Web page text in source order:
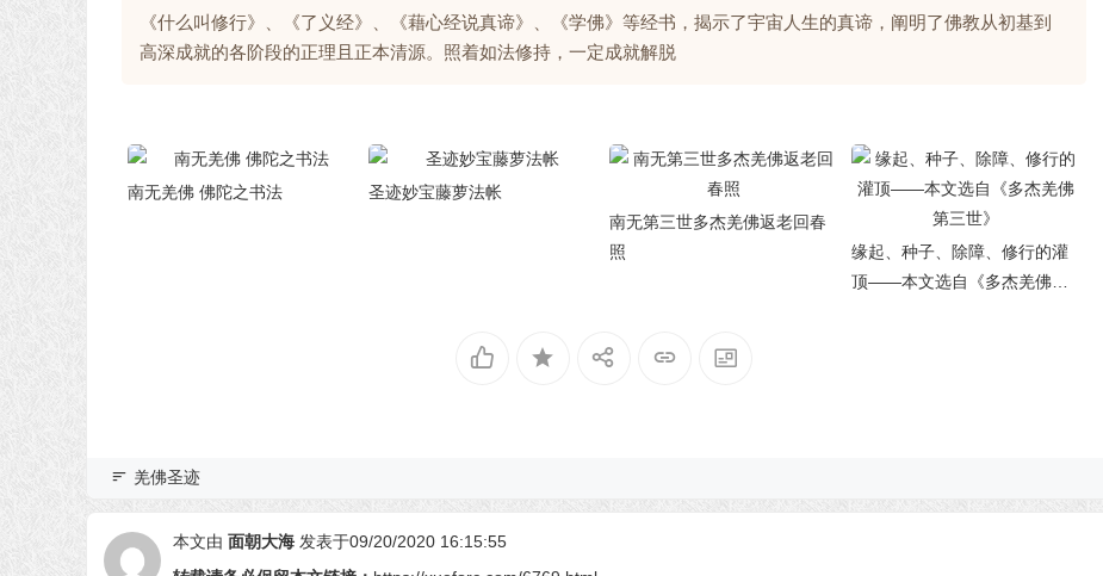
《什么叫修行》、《了义经》、《藉心经说真谛》、《学佛》等经书，揭示了宇宙人生的真谛，阐明了佛教从初基到
高深成就的各阶段的正理且正本清源。照着如法修持，一定成就解脱
南无羌佛 佛陀之书法
圣迹妙宝藤萝法帐
南无第三世多杰羌佛返老回春
照
缘起、种子、除障、修行的灌
顶——本文选自《多杰羌佛第
羌佛圣迹
本文由 面朝大海 发表于09/20/2020 16:15:55